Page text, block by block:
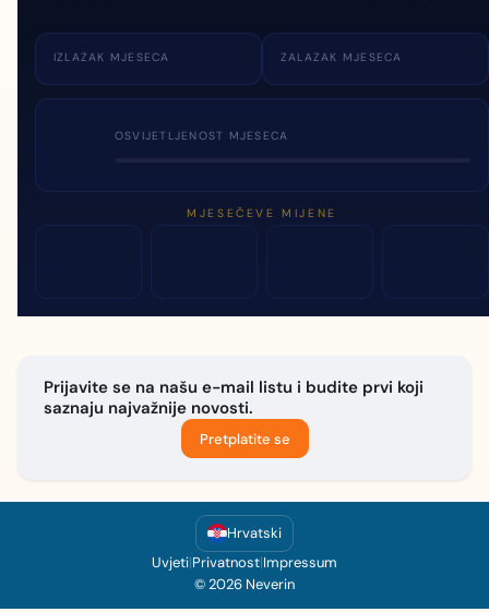
IZLAZAK MJESECA ZALAZAK MJESECA
OSVIJETLJENOST MJESECA
MJESEČEVE MIJENE
Prijavite se na našu e-mail listu i budite prvi koji
saznaju najvažnije novosti.
Pretplatite se
Hrvatski
Uvjeti|Privatnost|Impressum
© 2026 Neverin